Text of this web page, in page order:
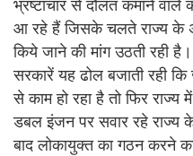
भ्रष्टाचार से दौलत कमाने
आ रहे हैं जिसके चलते राज्य के
किये जाने की मांग उठती रही
सरकारें यह ढोल बजाती रही कि
से काम हो रहा है तो फिर
डबल इंजन पर सवार रहे राज्य
बाद लोकायुक्त का गठन करने